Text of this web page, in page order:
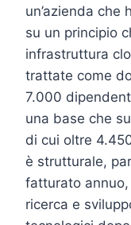
un’azienda che
su un principio
infrastruttura
trattate come
7.000
una base che
di cui oltre
è strutturale,
fatturato
ricerca e